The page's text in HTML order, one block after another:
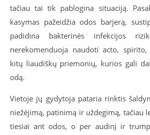
tačiau tai tik pablogina situaciją.
kasymas pažeidžia odos barjerą,
padidina bakterinės infekcijos
nerekomenduoja naudoti acto,
kitų liaudiškų priemonių, kurios gali
odą.
Vietoje jų gydytoja pataria rinktis
niežėjimą, patinimą ir uždegimą, tačiau
tiesiai ant odos, o per audinį ir